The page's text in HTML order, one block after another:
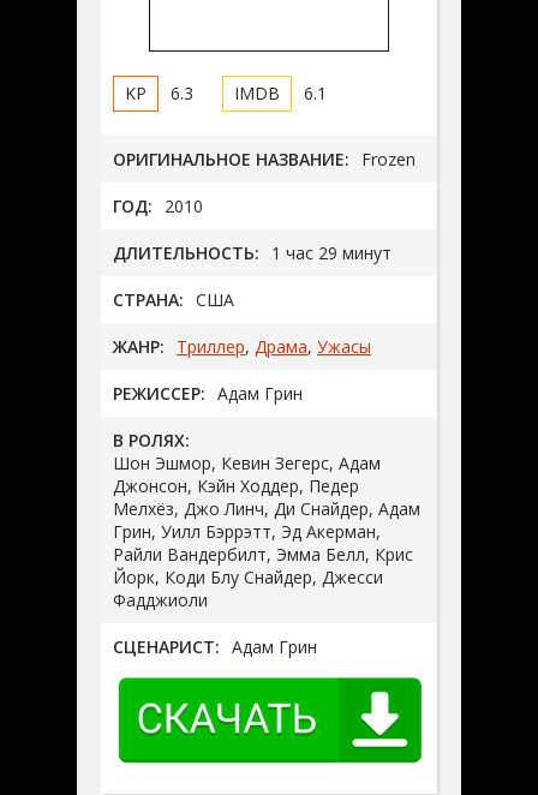
6.3 6.1
ОРИГИНАЛЬНОЕ НАЗВАНИЕ: Frozen
ГОД: 2010
ДЛИТЕЛЬНОСТЬ: 1 час 29 минут
СТРАНА: США
ЖАНР: Триллер, Драма, Ужасы
РЕЖИССЕР: Адам Грин
В РОЛЯХ:
Шон Эшмор, Кевин Зегерс, Адам
Джонсон, Кэйн Ходдер, Педер
Мелхёз, Джо Линч, Ди Снайдер, Адам
Грин, Уилл Бэррэтт, Эд Акерман,
Райли Вандербилт, Эмма Белл, Крис
Йорк, Коди Блу Снайдер, Джесси
Фадджиоли
СЦЕНАРИСТ: Адам Грин